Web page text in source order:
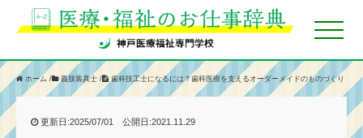
ホーム / 義肢装具士 / 歯科技工士になるには？歯科医療を支えるオーダーメイドのものづくり
更新日:2025/07/01 公開日:2021.11.29